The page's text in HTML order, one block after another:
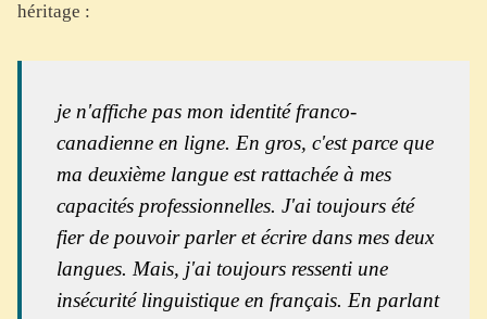
héritage :
je n'affiche pas mon identité franco-
canadienne en ligne. En gros, c'est parce que
ma deuxième langue est rattachée à mes
capacités professionnelles. J'ai toujours été
fier de pouvoir parler et écrire dans mes deux
langues. Mais, j'ai toujours ressenti une
insécurité linguistique en français. En parlant